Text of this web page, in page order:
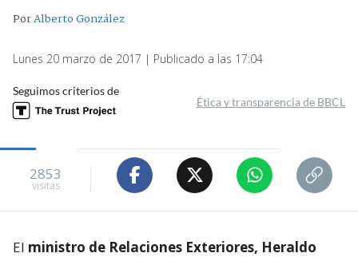
PorAlberto González
Lunes 20 marzo de 2017 | Publicado a las 17:04
Seguimos criterios de
Ética y transparencia de BBCL
2853
visitas
El ministro de Relaciones Exteriores, Heraldo